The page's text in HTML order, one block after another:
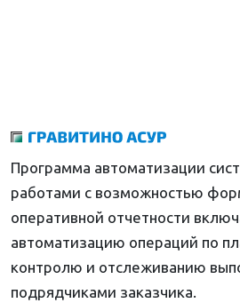
Программа автоматизации
работами с возможностью
оперативной отчетности
автоматизацию операций по
контролю и отслеживанию
подрядчиками заказчика.